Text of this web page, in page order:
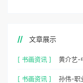
文章展示
[ 书画资讯 ]
[ 书画资讯 ] 孙伟-职